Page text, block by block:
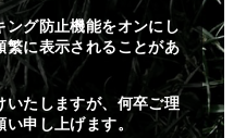
ング防止機能をオンにし
繁に表示されることがあ
いたしますが、何卒ご理
い申し上げます。